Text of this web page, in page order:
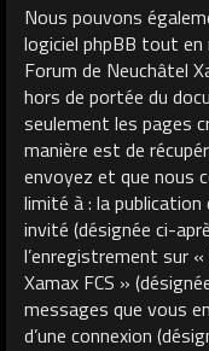
Nous pouvons
logiciel phpBB tout
Forum de Neuchâtel
hors de portée du
seulement les pages
manière est de
envoyez et que nous
limité à : la
invité (désignée ci-
l’enregistrement sur
Xamax FCS »
messages que vous
d’une connexion